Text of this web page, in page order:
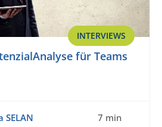
INTERVIEWS
für Teams
SELAN 7 min